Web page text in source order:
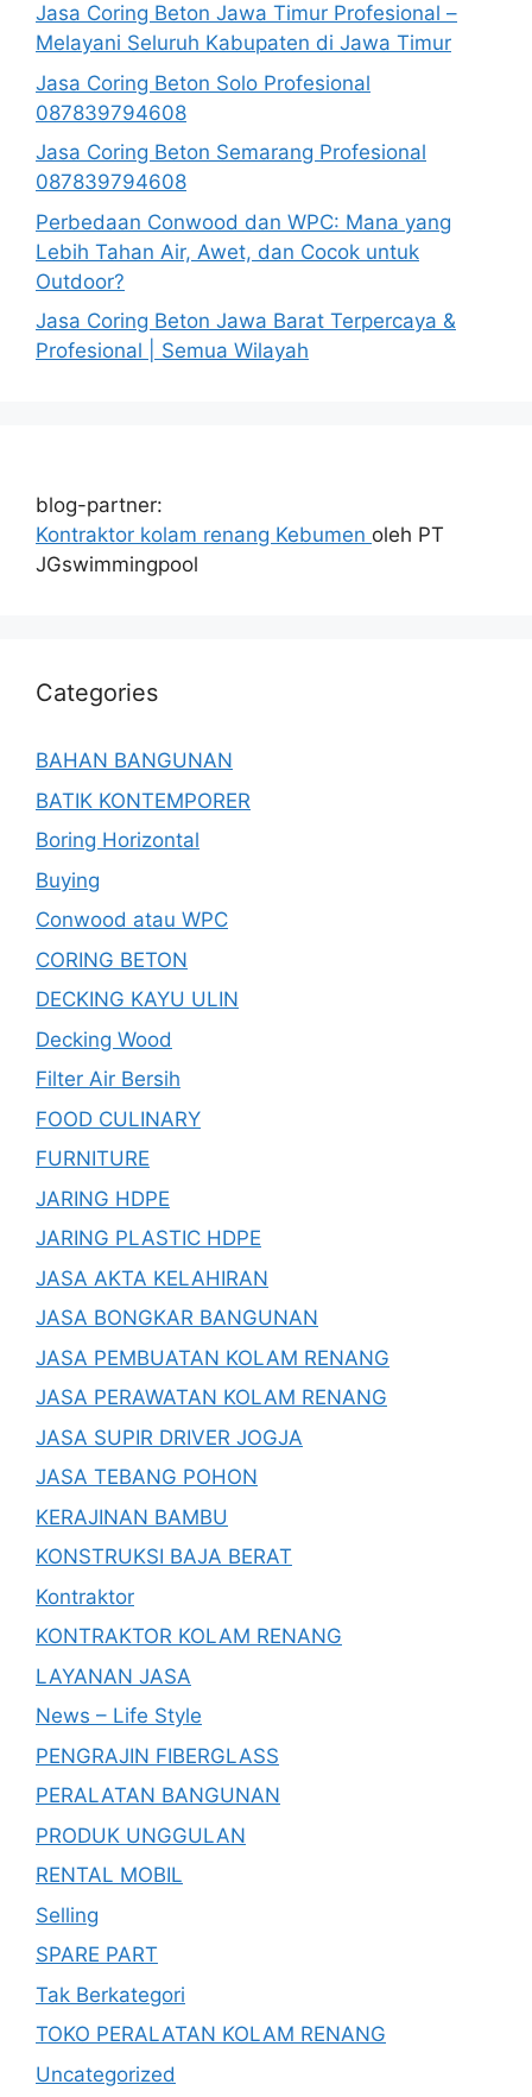
Jasa Coring Beton Jawa Timur Profesional –
Melayani Seluruh Kabupaten di Jawa Timur
Jasa Coring Beton Solo Profesional
087839794608
Jasa Coring Beton Semarang Profesional
087839794608
Perbedaan Conwood dan WPC: Mana yang
Lebih Tahan Air, Awet, dan Cocok untuk
Outdoor?
Jasa Coring Beton Jawa Barat Terpercaya &
Profesional | Semua Wilayah
blog-partner:
Kontraktor kolam renang Kebumen oleh PT
JGswimmingpool
Categories
BAHAN BANGUNAN
BATIK KONTEMPORER
Boring Horizontal
Buying
Conwood atau WPC
CORING BETON
DECKING KAYU ULIN
Decking Wood
Filter Air Bersih
FOOD CULINARY
FURNITURE
JARING HDPE
JARING PLASTIC HDPE
JASA AKTA KELAHIRAN
JASA BONGKAR BANGUNAN
JASA PEMBUATAN KOLAM RENANG
JASA PERAWATAN KOLAM RENANG
JASA SUPIR DRIVER JOGJA
JASA TEBANG POHON
KERAJINAN BAMBU
KONSTRUKSI BAJA BERAT
Kontraktor
KONTRAKTOR KOLAM RENANG
LAYANAN JASA
News – Life Style
PENGRAJIN FIBERGLASS
PERALATAN BANGUNAN
PRODUK UNGGULAN
RENTAL MOBIL
Selling
SPARE PART
Tak Berkategori
TOKO PERALATAN KOLAM RENANG
Uncategorized